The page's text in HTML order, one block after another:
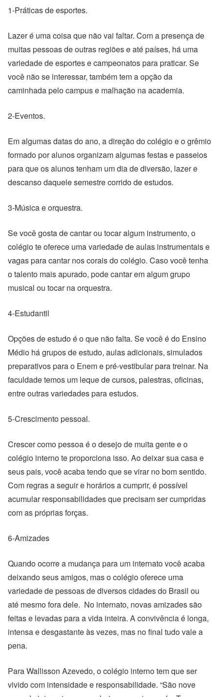
1-Práticas de esportes.
Lazer é uma coisa que não vai faltar. Com a presença de
muitas pessoas de outras regiões e até países, há uma
variedade de esportes e campeonatos para praticar. Se
você não se interessar, também tem a opção da
caminhada pelo campus e malhação na academia.
2-Eventos.
Em algumas datas do ano, a direção do colégio e o grêmio
formado por alunos organizam algumas festas e passeios
para que os alunos tenham um dia de diversão, lazer e
descanso daquele semestre corrido de estudos.
3-Música e orquestra.
Se você gosta de cantar ou tocar algum instrumento, o
colégio te oferece uma variedade de aulas instrumentais e
vagas para cantar nos corais do colégio. Caso você tenha
o talento mais apurado, pode cantar em algum grupo
musical ou tocar na orquestra.
4-Estudantil
Opções de estudo é o que não falta. Se você é do Ensino
Médio há grupos de estudo, aulas adicionais, simulados
preparativos para o Enem e pré-vestibular para treinar. Na
faculdade temos um leque de cursos, palestras, oficinas,
entre outras variedades para estudos.
5-Crescimento pessoal.
Crescer como pessoa é o desejo de muita gente e o
colégio interno te proporciona isso. Ao deixar sua casa e
seus pais, você acaba tendo que se virar no bom sentido.
Com regras a seguir e horários a cumprir, é possível
acumular responsabilidades que precisam ser cumpridas
com as próprias forças.
6-Amizades
Quando ocorre a mudança para um internato você acaba
deixando seus amigos, mas o colégio oferece uma
variedade de pessoas de diversos cidades do Brasil ou
até mesmo fora dele. No internato, novas amizades são
feitas e levadas para a vida inteira. A convivência é longa,
intensa e desgastante às vezes, mas no final tudo vale a
pena.
Para Wallisson Azevedo, o colégio interno tem que ser
vivido com intensidade e responsabilidade. “São nove